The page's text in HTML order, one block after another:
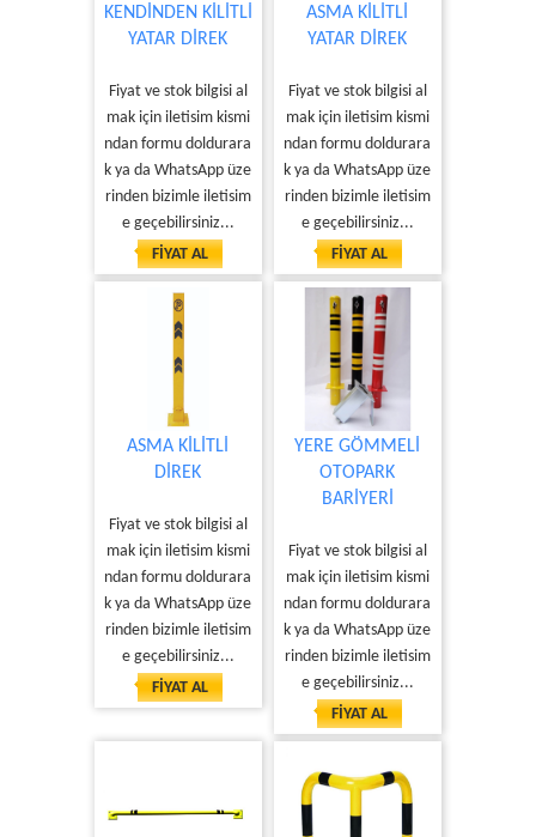
KENDİNDEN KİLİTLİ
YATAR DİREK
Fiyat ve stok bilgisi al
mak için iletisim kismi
ndan formu doldurara
k ya da WhatsApp üze
rinden bizimle iletisim
e geçebilirsiniz...
FİYAT AL
ASMA KİLİTLİ
YATAR DİREK
Fiyat ve stok bilgisi al
mak için iletisim kismi
ndan formu doldurara
k ya da WhatsApp üze
rinden bizimle iletisim
e geçebilirsiniz...
FİYAT AL
ASMA KİLİTLİ
DİREK
Fiyat ve stok bilgisi al
mak için iletisim kismi
ndan formu doldurara
k ya da WhatsApp üze
rinden bizimle iletisim
e geçebilirsiniz...
FİYAT AL
YERE GÖMMELİ
OTOPARK
BARİYERİ
Fiyat ve stok bilgisi al
mak için iletisim kismi
ndan formu doldurara
k ya da WhatsApp üze
rinden bizimle iletisim
e geçebilirsiniz...
FİYAT AL